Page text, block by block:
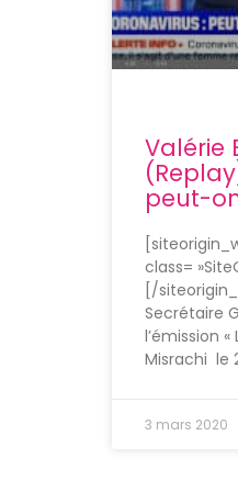
Valérie
peut-
class=
[/
Secrétaire
l’émission
Misrachi le
3 mars 2020